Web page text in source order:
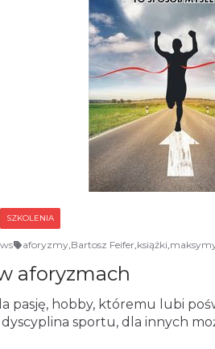
SZKOLENIA
aforyzmy,Bartosz Feifer,książki,
aforyzmach
pasję, hobby, któremu lubi
sportu, dla innych